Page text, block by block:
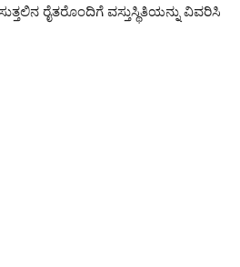
ರೈತರೊಂದಿಗೆ ವಸ್ತುಸ್ಥಿತಿಯನ್ನು ವಿವರಿಸಿ